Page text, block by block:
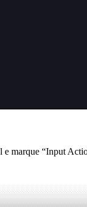
e marque “Input